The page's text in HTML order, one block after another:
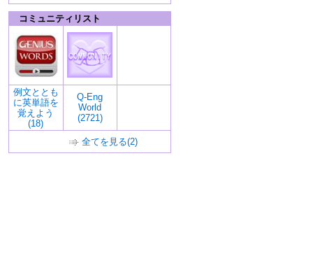
コミュニティリスト
例文ととも
に英単語を
覚えよう
(18)
Q-Eng
World
(2721)
全てを見る(2)